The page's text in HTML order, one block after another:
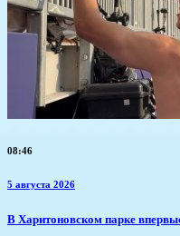
08:46
5 августа 2026
В Харитоновском парке